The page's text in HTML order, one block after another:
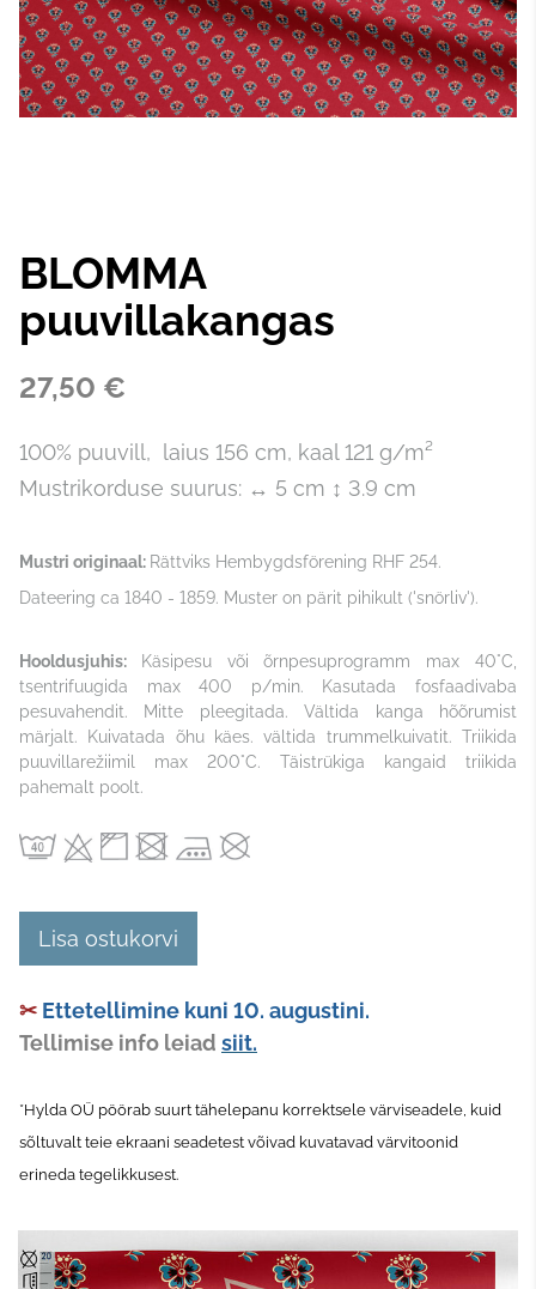
BLOMMA
puuvillakangas
27,50 €
100% puuvill, laius 156 cm, kaal 121 g/m²
Mustrikorduse suurus: ↔ 5 cm ↕ 3.9 cm
Mustri originaal: Rättviks Hembygdsförening RHF 254.
Dateering ca 1840 - 1859. Muster on pärit pihikult ('snörliv').
Hooldusjuhis:
Käsipesu või õrnpesuprogramm max 40°C,
tsentrifuugida max 400 p/min. Kasutada fosfaadivaba
pesuvahendit. Mitte pleegitada. Vältida kanga hõõrumist
märjalt. Kuivatada õhu käes. vältida trummelkuivatit. Triikida
puuvillarežiimil max 200°C. Täistrükiga kangaid triikida
pahemalt poolt.
Lisa ostukorvi
✂ Ettetellimine kuni 10. augustini.
Tellimise info leiad siit.
*Hylda OÜ pöörab suurt tähelepanu korrektsele värviseadele, kuid
sõltuvalt teie ekraani seadetest võivad kuvatavad värvitoonid
erineda tegelikkusest.